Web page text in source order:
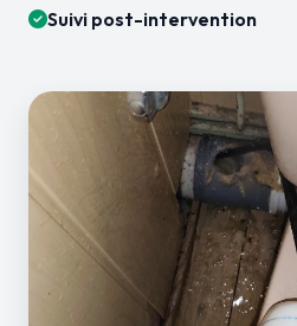
Suivi post-intervention